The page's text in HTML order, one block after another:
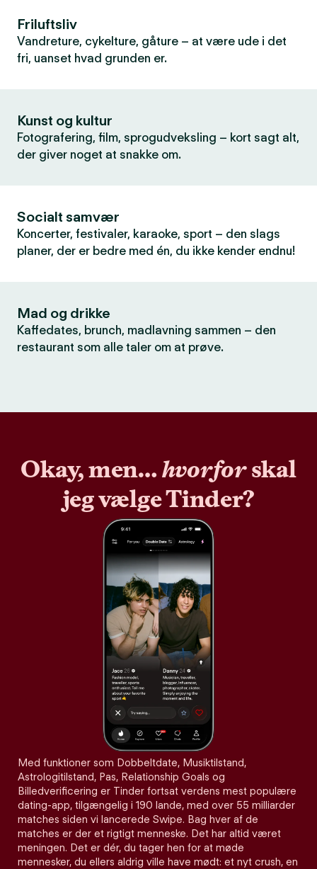
Friluftsliv
Vandreture, cykelture, gåture – at være ude i det
fri, uanset hvad grunden er.
Kunst og kultur
Fotografering, film, sprogudveksling – kort sagt alt,
der giver noget at snakke om.
Socialt samvær
Koncerter, festivaler, karaoke, sport – den slags
planer, der er bedre med én, du ikke kender endnu!
Mad og drikke
Kaffedates, brunch, madlavning sammen – den
restaurant som alle taler om at prøve.
Okay, men…hvorforskal
jeg vælge Tinder?
Med funktioner som Dobbeltdate, Musiktilstand,
Astrologitilstand, Pas, Relationship Goals og
Billedverificering er Tinder fortsat verdens mest populære
dating-app, tilgængelig i 190 lande, med over 55 milliarder
matches siden vi lancerede Swipe. Bag hver af de
matches er der et rigtigt menneske. Det har altid været
meningen. Det er dér, du tager hen for at møde
mennesker, du ellers aldrig ville have mødt: et nyt crush, en